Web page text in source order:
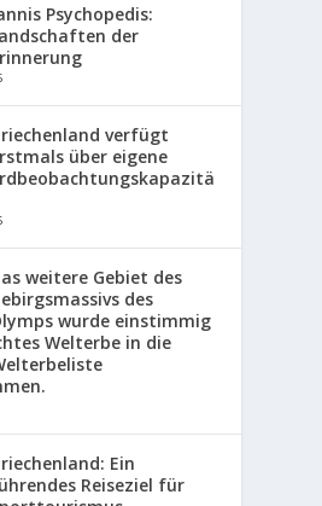
Psychopedis:
der
verfügt
über eigene
weitere Gebiet des
des
wurde einstimmig
Welterbe in die
Ein
Reiseziel für